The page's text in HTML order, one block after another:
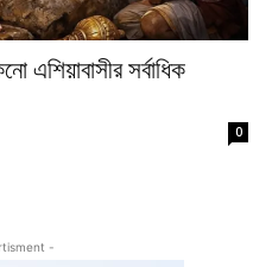
এশিয়াবাসীর সর্বাধিক
0
-